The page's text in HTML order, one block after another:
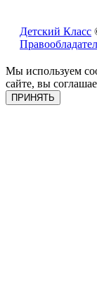
Детский Класс
Мы используем
сайте, вы
ПРИНЯТЬ